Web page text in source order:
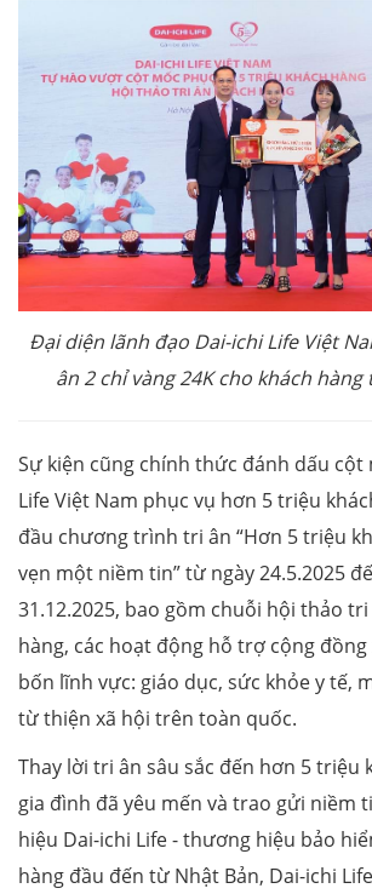
Đại diện lãnh đạo Dai-ichi Life Việt
ân 2 chỉ vàng 24K cho khách
Sự kiện cũng chính thức đánh dấu cột
Life Việt Nam phục vụ hơn 5 triệu
đầu chương trình tri ân “Hơn 5 triệu
vẹn một niềm tin” từ ngày 24.5.2025
31.12.2025, bao gồm chuỗi hội thảo
hàng, các hoạt động hỗ trợ cộng
bốn lĩnh vực: giáo dục, sức khỏe y tế,
từ thiện xã hội trên toàn quốc.
Thay lời tri ân sâu sắc đến hơn 5 triệu
gia đình đã yêu mến và trao gửi niềm
hiệu Dai-ichi Life - thương hiệu bảo
hàng đầu đến từ Nhật Bản, Dai-ichi